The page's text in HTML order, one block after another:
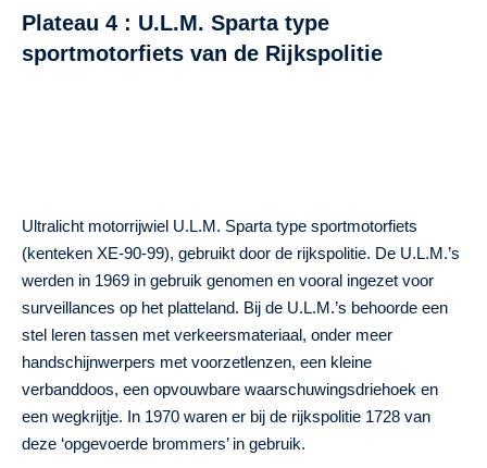
Plateau 4 : U.L.M. Sparta type
sportmotorfiets van de Rijkspolitie
Ultralicht motorrijwiel U.L.M. Sparta type sportmotorfiets
(kenteken XE-90-99), gebruikt door de rijkspolitie. De U.L.M.’s
werden in 1969 in gebruik genomen en vooral ingezet voor
surveillances op het platteland. Bij de U.L.M.’s behoorde een
stel leren tassen met verkeersmateriaal, onder meer
handschijnwerpers met voorzetlenzen, een kleine
verbanddoos, een opvouwbare waarschuwingsdriehoek en
een wegkrijtje. In 1970 waren er bij de rijkspolitie 1728 van
deze ‘opgevoerde brommers’ in gebruik.